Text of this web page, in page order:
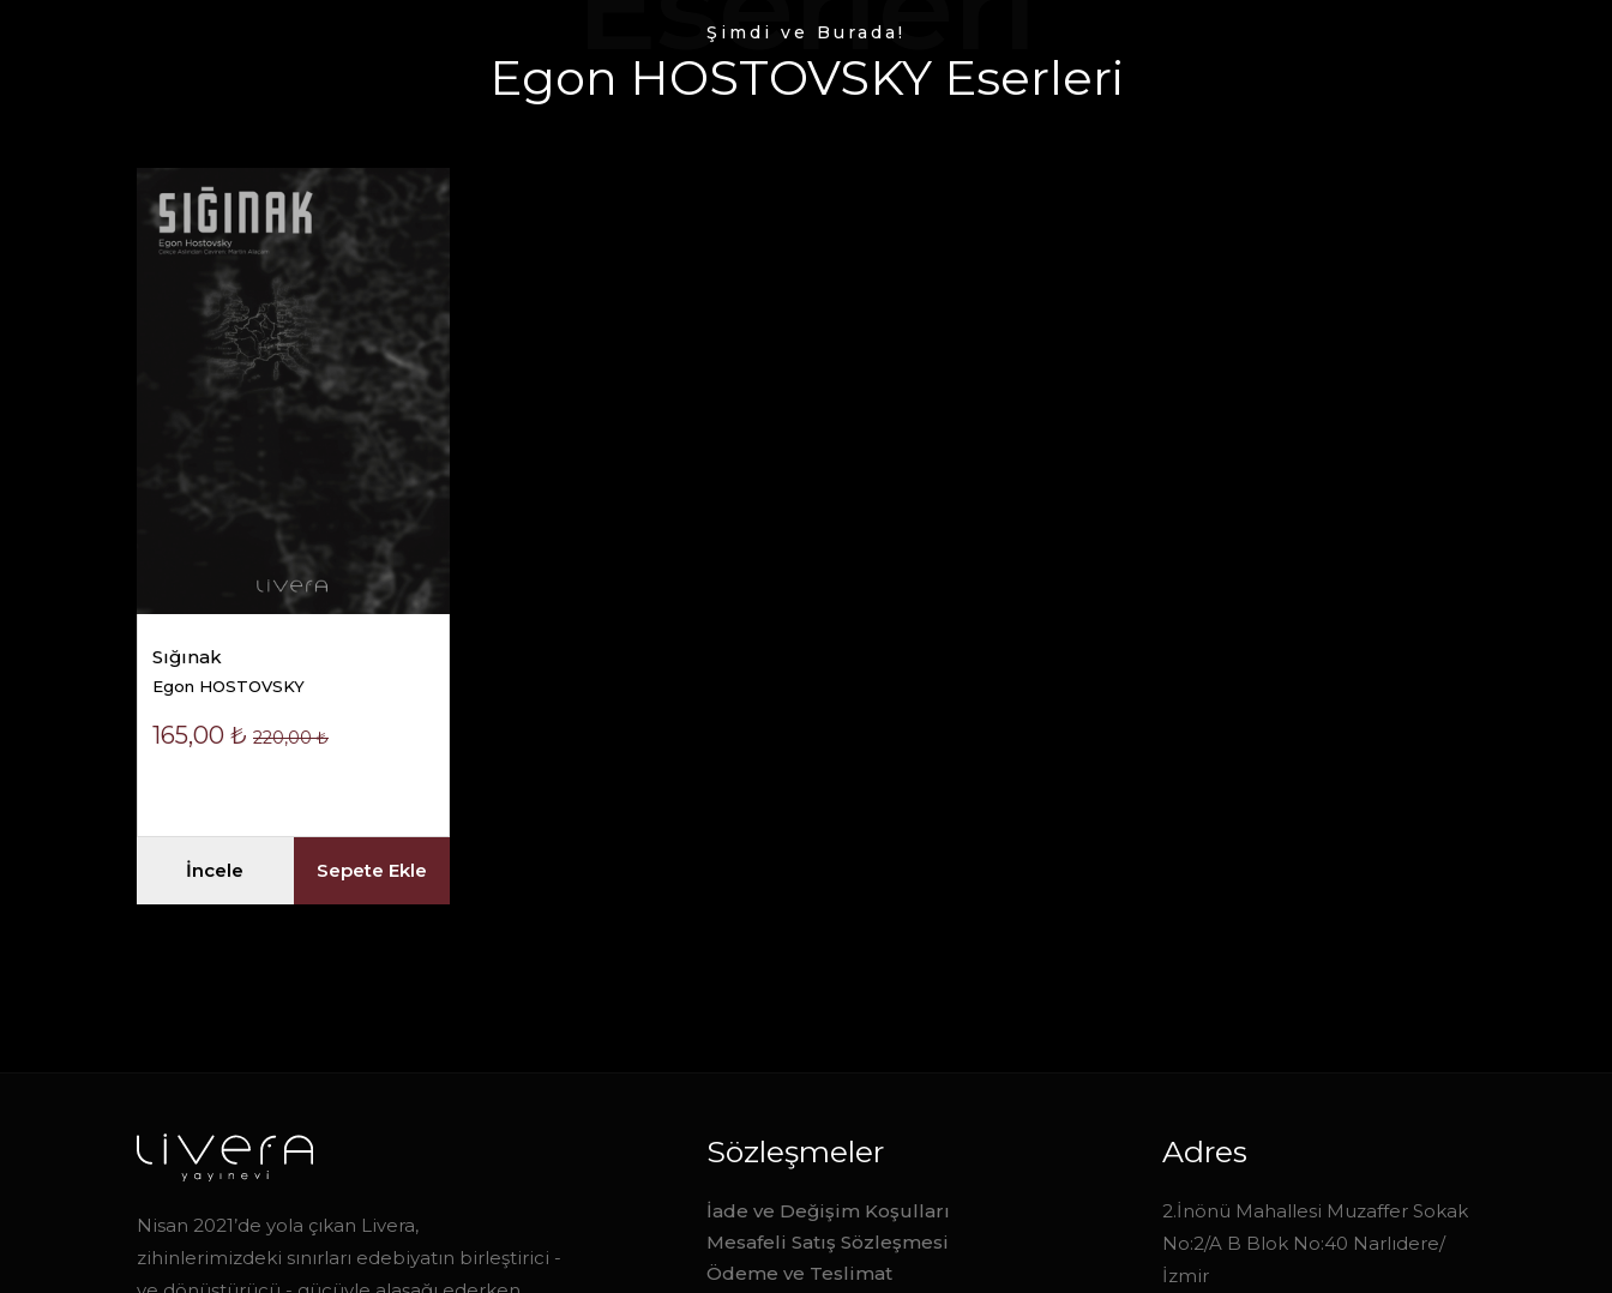
Şimdi ve Burada!
Egon HOSTOVSKY Eserleri
Sığınak
Egon HOSTOVSKY
165,00 ₺ 220,00 ₺
İncele Sepete Ekle
Nisan 2021’de yola çıkan Livera,
zihinlerimizdeki sınırları edebiyatın birleştirici -
Sözleşmeler
İade ve Değişim Koşulları
Mesafeli Satış Sözleşmesi
Ödeme ve Teslimat
Adres
2.İnönü Mahallesi Muzaffer Sokak
No:2/A B Blok No:40 Narlıdere/
İzmir